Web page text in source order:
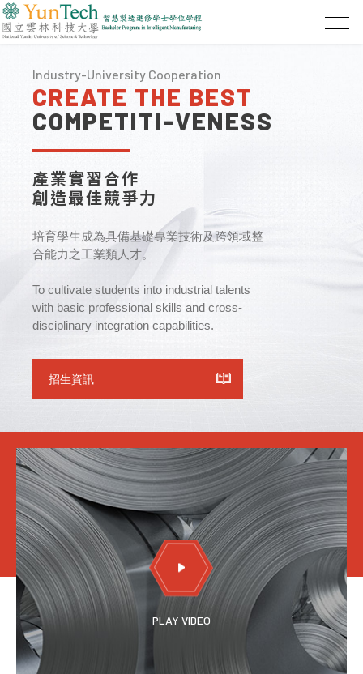
Industry-University Cooperation
CREATE THE BEST
COMPETITI-VENESS
產業實習合作
創造最佳競爭力
培育學生成為具備基礎專業技術及跨領域整
合能力之工業類人才。
To cultivate students into industrial talents
with basic professional skills and cross-
disciplinary integration capabilities.
招生資訊
PLAY VIDEO